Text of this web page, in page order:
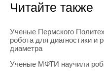
Читайте также
Ученые Пермского
робота для диагностики и
диаметра
Ученые МФТИ научили